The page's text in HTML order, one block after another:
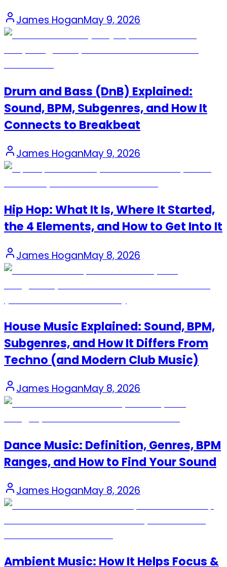
James HoganMay 9, 2026
Drum and Bass (DnB) Explained:
Sound, BPM, Subgenres, and How It
Connects to Breakbeat
James HoganMay 9, 2026
Hip Hop: What It Is, Where It Started,
the 4 Elements, and How to Get Into It
James HoganMay 8, 2026
House Music Explained: Sound, BPM,
Subgenres, and How It Differs From
Techno (and Modern Club Music)
James HoganMay 8, 2026
Dance Music: Definition, Genres, BPM
Ranges, and How to Find Your Sound
James HoganMay 8, 2026
Ambient Music: How It Helps Focus &